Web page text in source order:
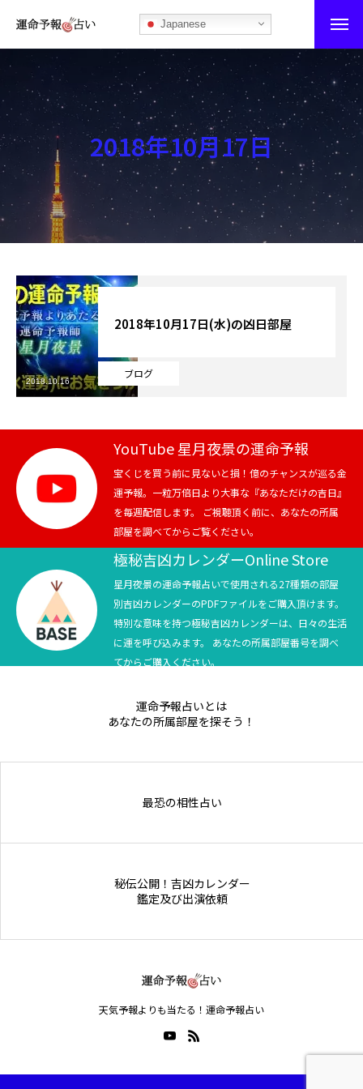
Japanese
運命予報占い
運命予報占いとは
あなたの所属部屋を探そう！
最恐の相性占い
秘伝公開！吉凶カレンダー
記事カテゴリー
ブログ
お知らせ
芸能界
テニス
スポーツ
競馬
テニス四大大会・五輪
テニス四大大会・五輪
2018年10月17日
ブログ
2018年10月17日(水)の凶日部屋
2018.10.16
YouTube 星月夜景の運命予報
宝くじを買う前に見ないと損！億のチャンスが巡る金
運予報。一粒万倍日より大事な『あなただけの吉日』
を毎週配信します。 ご視聴頂く前に、あなたの所属
部屋を調べてからご覧ください。
極秘吉凶カレンダーOnline Store
星月夜景の運命予報占いで使用される27種類の部屋
別吉凶カレンダーのPDFファイルをご購入頂けます。
特別な意味を持つ極秘吉凶カレンダーは、日々の生活
に運を呼び込みます。 あなたの所属部屋番号を調べ
てからご購入ください。
運命予報占いとは
あなたの所属部屋を探そう！
最恐の相性占い
秘伝公開！吉凶カレンダー
鑑定及び出演依頼
天気予報よりも当たる！運命予報占い